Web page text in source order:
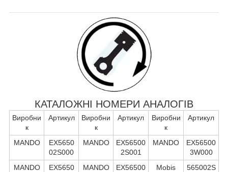
КАТАЛОЖНІ НОМЕРИ АНАЛОГІВ
Виробни
к
Артикул
Виробни
к
Артикул
Виробни
к
Артикул
MANDO
EX5650
02S000
MANDO
EX56500
2S001
MANDO
EX56500
3W000
MANDO
EX5650
MANDO
EX56500
Mobis
565002S